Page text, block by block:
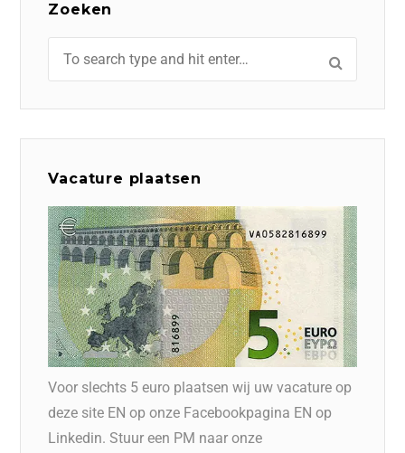
Zoeken
Vacature plaatsen
Voor slechts 5 euro plaatsen wij uw vacature op
deze site EN op onze Facebookpagina EN op
Linkedin. Stuur een PM naar onze